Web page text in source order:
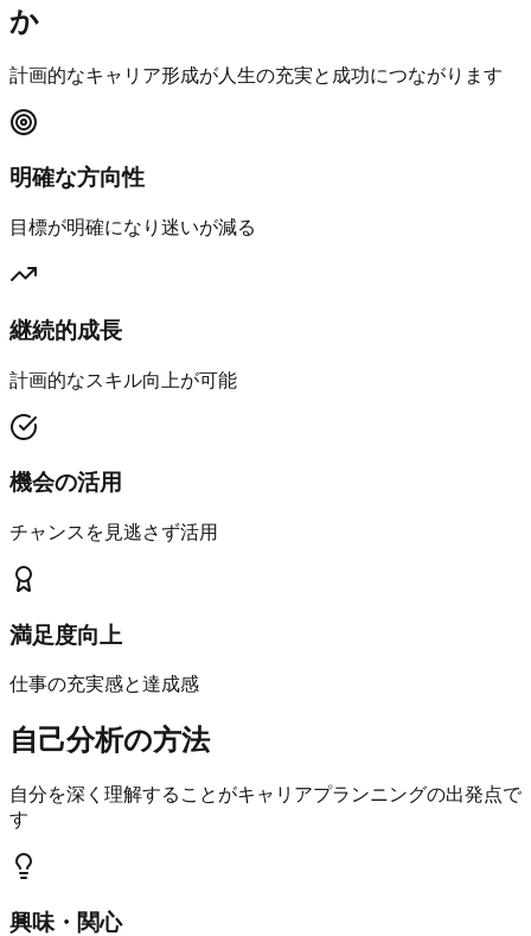
か
計画的なキャリア形成が人生の充実と成功につながります
明確な方向性
目標が明確になり迷いが減る
継続的成長
計画的なスキル向上が可能
機会の活用
チャンスを見逃さず活用
満足度向上
仕事の充実感と達成感
自己分析の方法
自分を深く理解することがキャリアプランニングの出発点で
す
興味・関心